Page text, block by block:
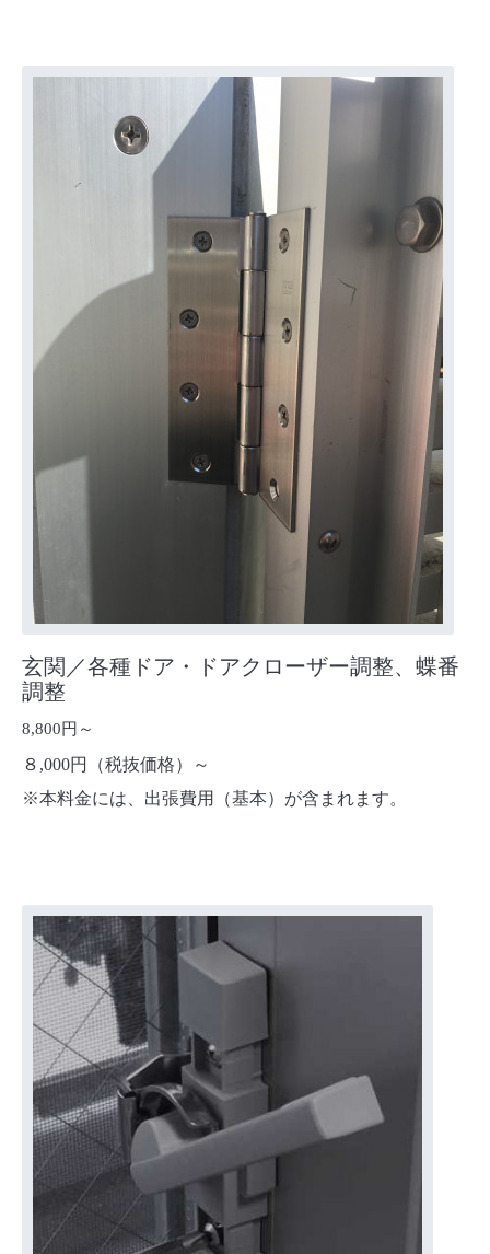
玄関／各種ドア・ドアクローザー調整、蝶番
調整
8,800円～
８,000円（税抜価格）～
※本料金には、出張費用（基本）が含まれます。